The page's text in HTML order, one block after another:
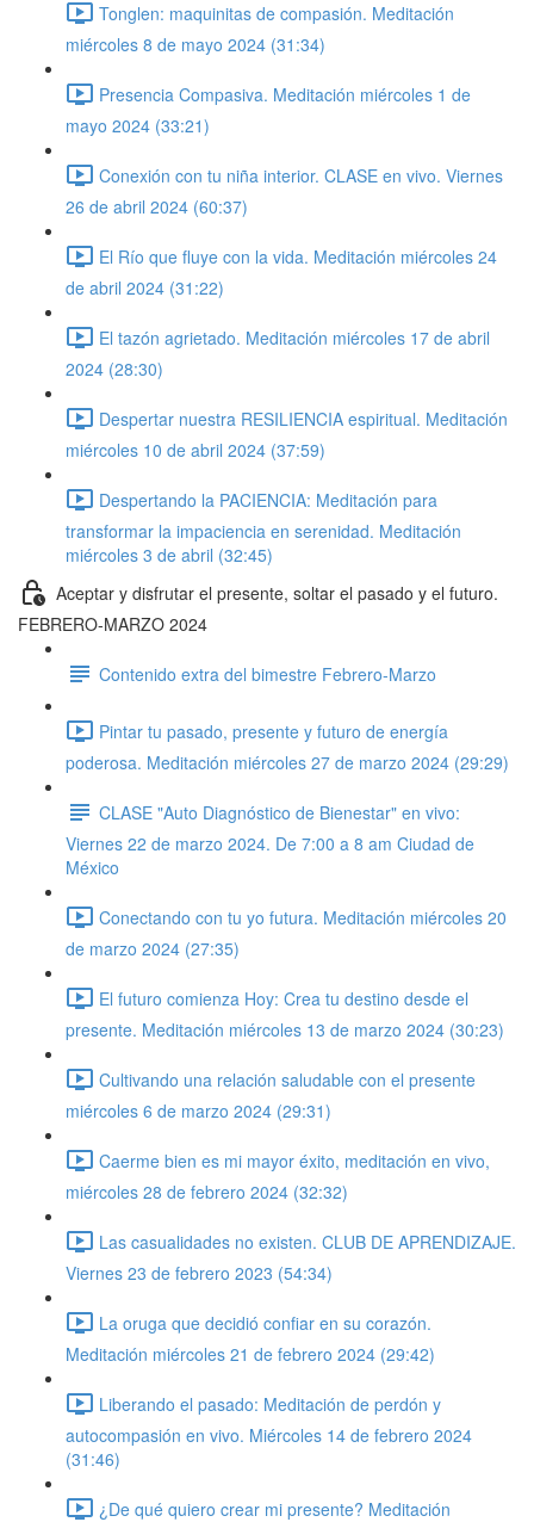
Tonglen: maquinitas de compasión. Meditación
miércoles 8 de mayo 2024 (31:34)
Presencia Compasiva. Meditación miércoles 1 de
mayo 2024 (33:21)
Conexión con tu niña interior. CLASE en vivo. Viernes
26 de abril 2024 (60:37)
El Río que fluye con la vida. Meditación miércoles 24
de abril 2024 (31:22)
El tazón agrietado. Meditación miércoles 17 de abril
2024 (28:30)
Despertar nuestra RESILIENCIA espiritual. Meditación
miércoles 10 de abril 2024 (37:59)
Despertando la PACIENCIA: Meditación para
transformar la impaciencia en serenidad. Meditación
miércoles 3 de abril (32:45)
Aceptar y disfrutar el presente, soltar el pasado y el futuro.
FEBRERO-MARZO 2024
Contenido extra del bimestre Febrero-Marzo
Pintar tu pasado, presente y futuro de energía
poderosa. Meditación miércoles 27 de marzo 2024 (29:29)
CLASE "Auto Diagnóstico de Bienestar" en vivo:
Viernes 22 de marzo 2024. De 7:00 a 8 am Ciudad de
México
Conectando con tu yo futura. Meditación miércoles 20
de marzo 2024 (27:35)
El futuro comienza Hoy: Crea tu destino desde el
presente. Meditación miércoles 13 de marzo 2024 (30:23)
Cultivando una relación saludable con el presente
miércoles 6 de marzo 2024 (29:31)
Caerme bien es mi mayor éxito, meditación en vivo,
miércoles 28 de febrero 2024 (32:32)
Las casualidades no existen. CLUB DE APRENDIZAJE.
Viernes 23 de febrero 2023 (54:34)
La oruga que decidió confiar en su corazón.
Meditación miércoles 21 de febrero 2024 (29:42)
Liberando el pasado: Meditación de perdón y
autocompasión en vivo. Miércoles 14 de febrero 2024
(31:46)
¿De qué quiero crear mi presente? Meditación